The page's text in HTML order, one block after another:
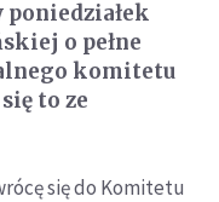
poniedziałek
o pełne
komitetu
to ze
się do Komitetu